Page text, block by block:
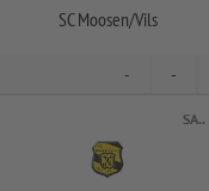
SC Moosen/Vils
- -
SA..